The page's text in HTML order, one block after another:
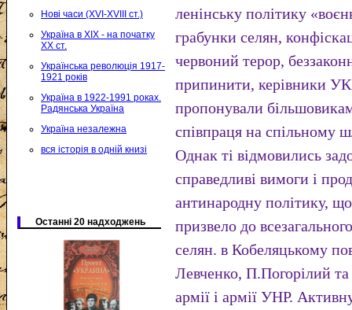
Нові часи (XVI-XVIII ст.)
Україна в XIX - на початку
XX ст.
Українська революція 1917-
1921 років
Україна в 1922-1991 роках.
Радянська Україна
Україна незалежна
вся історія в одній книзі
Останні 20 надходжень
ленінську політику
грабунки селян,
червоний терор,
припинити, керівники
пропонували
співпраця на спільному
Однак ті відмовились
справедливі вимоги і
антинародну політику,
призвело до
селян. в Кобеляцькому
Левченко, П.Погорілий
армії і армії УНР.